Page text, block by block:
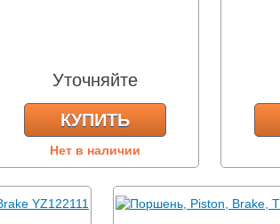
Уточняйте
КУПИТЬ
Нет в наличии